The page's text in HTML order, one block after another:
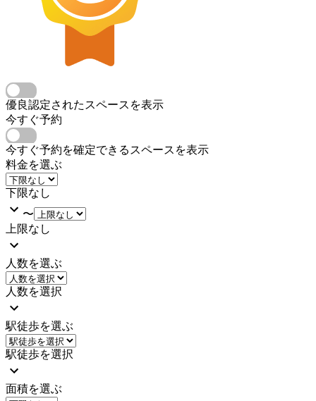
優良認定されたスペースを表示
今すぐ予約
今すぐ予約を確定できるスペースを表示
料金を選ぶ
下限なし
〜
上限なし
人数を選ぶ
人数を選択
駅徒歩を選ぶ
駅徒歩を選択
面積を選ぶ